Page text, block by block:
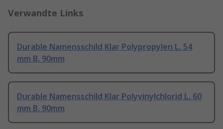
Verwandte Links
Durable Namensschild Klar Polypropylen L. 54
mm B. 90mm
Durable Namensschild Klar Polyvinylchlorid L. 60
mm B. 90mm